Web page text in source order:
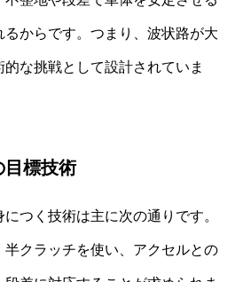
からです。つまり、波状路が大
な挑戦として設計されていま
目標技術
つく技術は主に次の通りです。
半クラッチを使い、アクセルとの